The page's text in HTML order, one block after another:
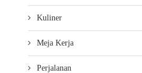
Kuliner
Meja Kerja
Perjalanan